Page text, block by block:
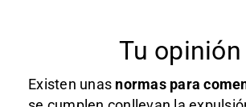
Tu opinión
Existen unas normas para